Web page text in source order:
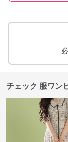
チェック 服ワン